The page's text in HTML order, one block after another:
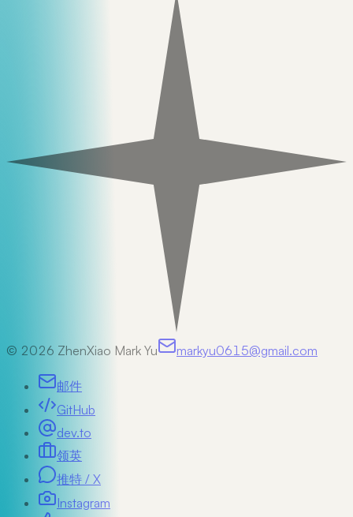
© 2026 ZhenXiao Mark Yu markyu0615@gmail.com
邮件
GitHub
dev.to
领英
推特 / X
Instagram